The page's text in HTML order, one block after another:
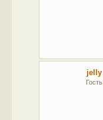
jelly
Гость